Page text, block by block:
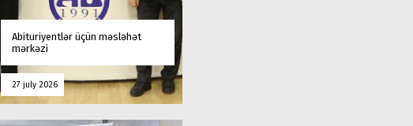
Abituriyentlər üçün məsləhət
mərkəzi
27 july 2026